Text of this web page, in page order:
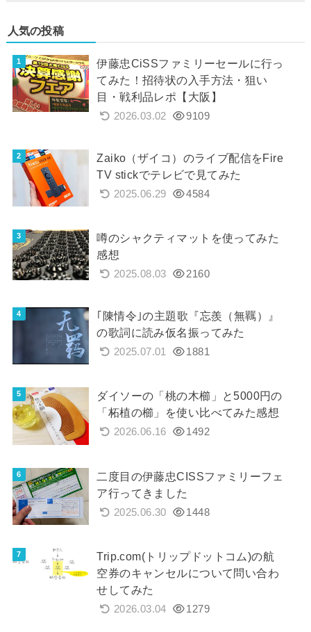
人気の投稿
伊藤忠CiSSファミリーセールに行っ
てみた！招待状の入手方法・狙い
目・戦利品レポ【大阪】
2026.03.02 9109
Zaiko（ザイコ）のライブ配信をFire
TV stickでテレビで見てみた
2025.06.29 4584
噂のシャクティマットを使ってみた
感想
2025.08.03 2160
｢陳情令｣の主題歌『忘羨（無羈）』
の歌詞に読み仮名振ってみた
2025.07.01 1881
ダイソーの「桃の木櫛」と5000円の
「柘植の櫛」を使い比べてみた感想
2026.06.16 1492
二度目の伊藤忠CISSファミリーフェ
ア行ってきました
2025.06.30 1448
Trip.com(トリップドットコム)の航
空券のキャンセルについて問い合わ
せしてみた
2026.03.04 1279